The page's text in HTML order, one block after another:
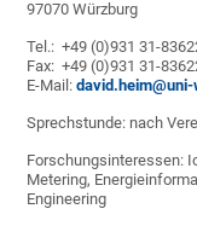
97070 Würzburg
Tel.: +49 (0)931 31-
Fax: +49 (0)931 31-
E-Mail:
Sprechstunde: nach
Forschungsinteressen:
Metering,
Engineering